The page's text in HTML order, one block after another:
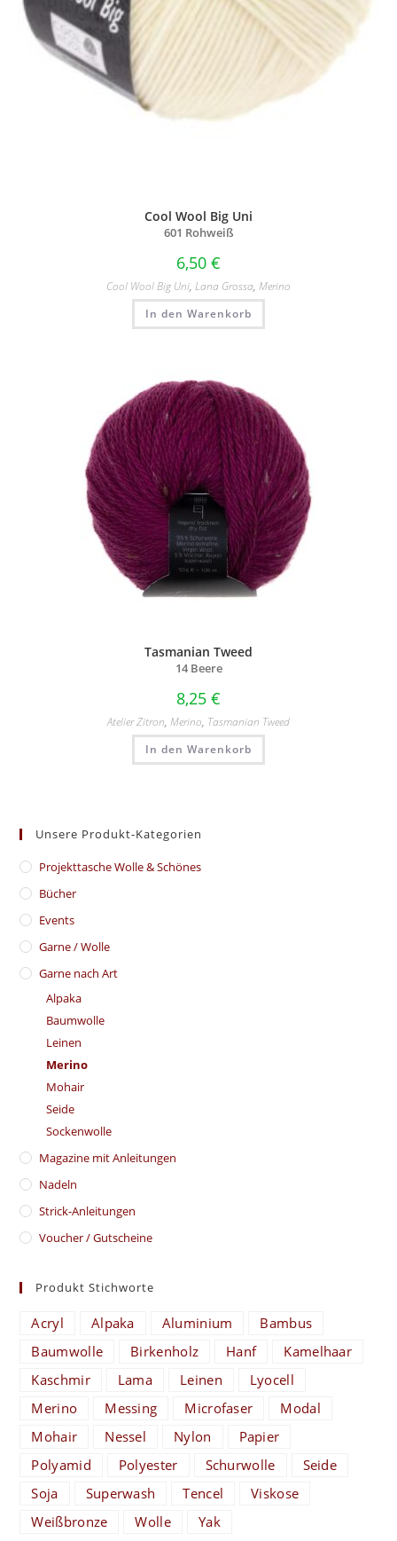
Cool Wool Big Uni
601 Rohweiß
6,50 €
Cool Wool Big Uni, Lana Grossa, Merino
In den Warenkorb
Tasmanian Tweed
14 Beere
8,25 €
Atelier Zitron, Merino, Tasmanian Tweed
In den Warenkorb
Unsere Produkt-Kategorien
​Projekttasche Wolle & Schönes
Bücher
Events
Garne / Wolle
Garne nach Art
Alpaka
Baumwolle
Leinen
Merino
Mohair
Seide
Sockenwolle
Magazine mit Anleitungen
Nadeln
Strick-Anleitungen
Voucher / Gutscheine
Produkt Stichworte
Acryl Alpaka Aluminium
Bambus
Baumwolle
Birkenholz Hanf
Kamelhaar
Kaschmir
Lama Leinen
Lyocell
Merino
Messing Microfaser
Modal
Mohair
Nessel Nylon
Papier
Polyamid
Polyester Schurwolle
Seide
Soja
Superwash Tencel
Viskose
Weißbronze
Wolle Yak